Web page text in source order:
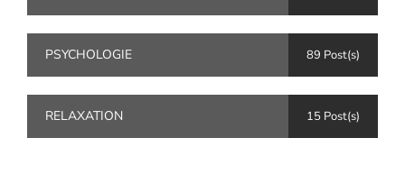
PSYCHOLOGIE 89 Post(s)
RELAXATION 15 Post(s)